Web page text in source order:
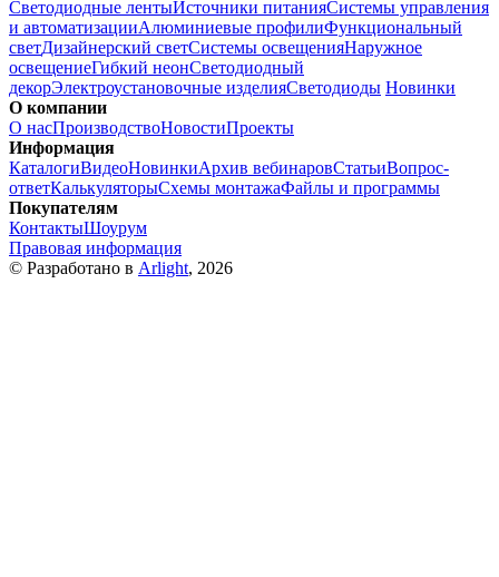
Светодиодные лентыИсточники питанияСистемы управления
и автоматизацииАлюминиевые профилиФункциональный
светДизайнерский светСистемы освещенияНаружное
освещениеГибкий неонСветодиодный
декорЭлектроустановочные изделияСветодиоды Новинки
О компании
О насПроизводствоНовостиПроекты
Информация
КаталогиВидеоНовинкиАрхив вебинаровСтатьиВопрос-
ответКалькуляторыСхемы монтажаФайлы и программы
Покупателям
КонтактыШоурум
Правовая информация
© Разработано в Arlight, 2026